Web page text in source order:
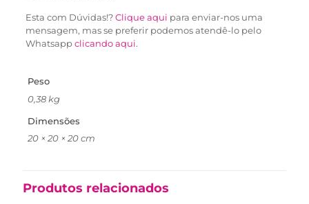
Esta com Dúvidas!?Clique aqui para enviar-nos uma
mensagem, mas se preferir podemos atendê-lo pelo
Whatsappclicando aqui.
Peso
0,38 kg
Dimensões
20 × 20 × 20 cm
Produtos relacionados